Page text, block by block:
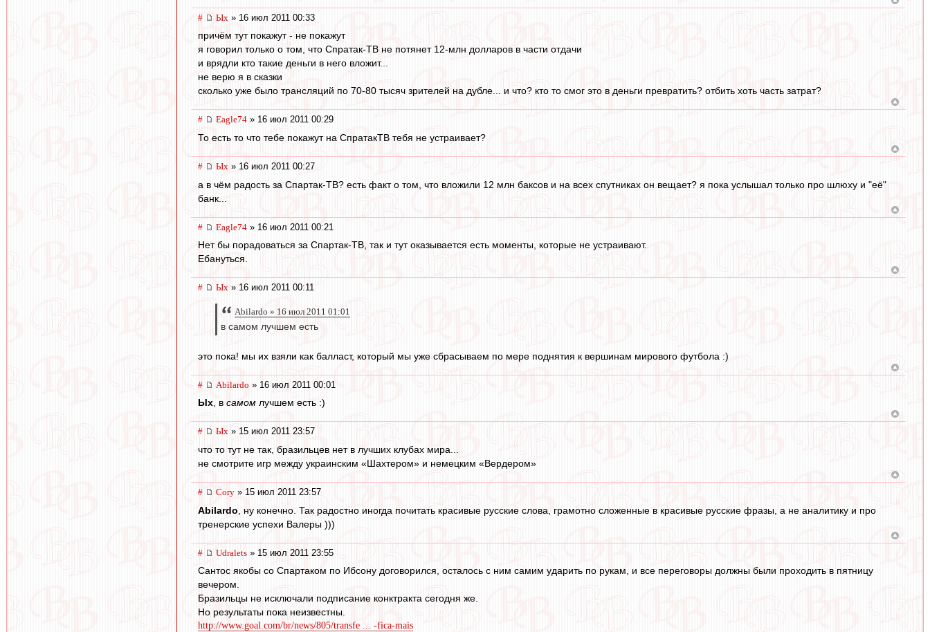
# Ых » 16 июл 2011 00:33
причём тут покажут - не покажут
я говорил только о том, что Спратак-ТВ не потянет 12-млн долларов в части отдачи
и врядли кто такие деньги в него вложит...
не верю я в сказки
сколько уже было трансляций по 70-80 тысяч зрителей на дубле... и что? кто то смог это в деньги превратить? отбить хоть часть затрат?
# Eagle74 » 16 июл 2011 00:29
То есть то что тебе покажут на СпратакТВ тебя не устраивает?
# Ых » 16 июл 2011 00:27
а в чём радость за Спартак-ТВ? есть факт о том, что вложили 12 млн баксов и на всех спутниках он вещает? я пока услышал только про шлюху и "её"
банк...
# Eagle74 » 16 июл 2011 00:21
Нет бы порадоваться за Спартак-ТВ, так и тут оказывается есть моменты, которые не устраивают.
Ебануться.
# Ых » 16 июл 2011 00:11
Abilardo » 16 июл 2011 01:01
в самом лучшем есть
это пока! мы их взяли как балласт, который мы уже сбрасываем по мере поднятия к вершинам мирового футбола :)
# Abilardo » 16 июл 2011 00:01
Ых, в самом лучшем есть :)
# Ых » 15 июл 2011 23:57
что то тут не так, бразильцев нет в лучших клубах мира...
не смотрите игр между украинским «Шахтером» и немецким «Вердером»
# Cory » 15 июл 2011 23:57
Abilardo , ну конечно. Так радостно иногда почитать красивые русские слова, грамотно сложенные в красивые русские фразы, а не аналитику и про
тренерские успехи Валеры )))
# Udralets » 15 июл 2011 23:55
Сантос якобы со Спартаком по Ибсону договорился, осталось с ним самим ударить по рукам, и все переговоры должны были проходить в пятницу
вечером.
Бразильцы не исключали подписание конктракта сегодня же.
Но результаты пока неизвестны.
http://www.goal.com/br/news/805/transfe ... -fica-mais